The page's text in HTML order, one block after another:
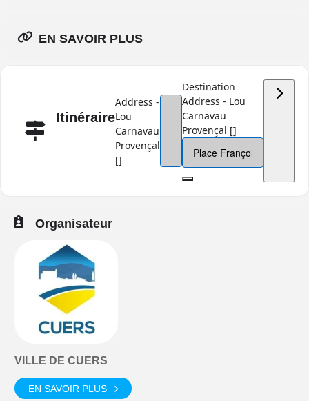
EN SAVOIR PLUS
Itinéraire
Address -
Lou
Carnavau
Provençal
[]
Destination
Address - Lou
Carnavau
Provençal []
Organisateur
VILLE DE CUERS
EN SAVOIR PLUS